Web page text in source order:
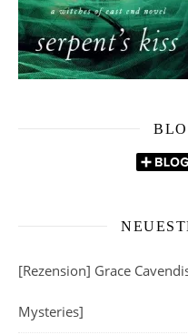
[Rezension] Grace
Mysteries]